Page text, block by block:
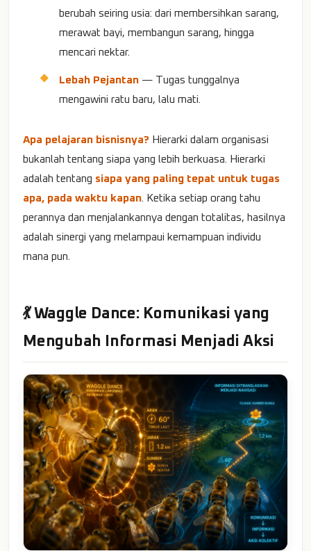
berubah seiring usia: dari membersihkan sarang,
merawat bayi, membangun sarang, hingga
mencari nektar.
Lebah Pejantan — Tugas tunggalnya
mengawini ratu baru, lalu mati.
Apa pelajaran bisnisnya? Hierarki dalam organisasi
bukanlah tentang siapa yang lebih berkuasa. Hierarki
adalah tentang siapa yang paling tepat untuk tugas
apa, pada waktu kapan . Ketika setiap orang tahu
perannya dan menjalankannya dengan totalitas, hasilnya
adalah sinergi yang melampaui kemampuan individu
mana pun.
💃 Waggle Dance: Komunikasi yang
Mengubah Informasi Menjadi Aksi